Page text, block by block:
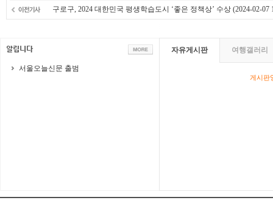
구로구, 2024 대한민국 평생학습도시 ‘좋은 정책상’ 수상 (2024-02-07
서울오늘신문 출범
자유게시판 여행갤러리
게시판